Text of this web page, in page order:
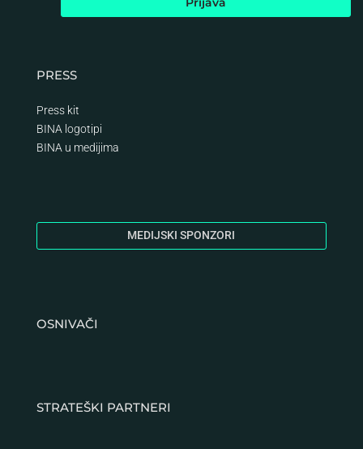
PRESS
Press kit
BINA logotipi
BINA u medijima
MEDIJSKI SPONZORI
OSNIVAČI
STRATEŠKI PARTNERI